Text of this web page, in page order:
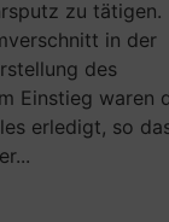
zu tätigen.
in der
des
Einstieg waren
erledigt, so